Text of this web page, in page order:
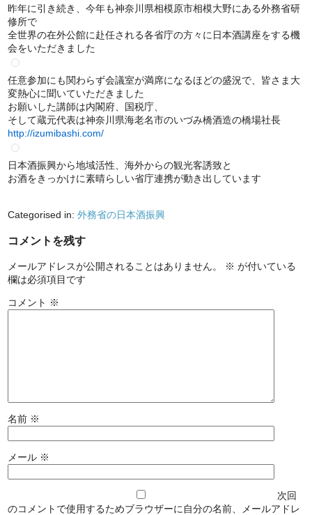
昨年に引き続き、今年も神奈川県相模原市相模大野にある外務省研
修所で
全世界の在外公館に赴任される各省庁の方々に日本酒講座をする機
会をいただきました
任意参加にも関わらず会議室が満席になるほどの盛況で、 皆さま大
変熱心に聞いていただきました
お願いした講師は内閣府、国税庁、
そして蔵元代表は神奈川県海老名市のいづみ橋酒造の橋場社長
http://izumibashi.com/
日本酒振興から地域活性、海外からの観光客誘致と
お酒をきっかけに素晴らしい省庁連携が動き出しています
Categorised in:外務省の日本酒振興
コメントを残す
メールアドレスが公開されることはありません。 ※ が付いている
欄は必須項目です
コメント ※
名前 ※
メール ※
次回
のコメントで使用するためブラウザーに自分の名前、メールアドレ